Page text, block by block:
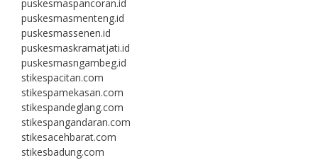
puskesmaspancoran.id
puskesmasmenteng.id
puskesmassenen.id
puskesmaskramatjati.id
puskesmasngambeg.id
stikespacitan.com
stikespamekasan.com
stikespandeglang.com
stikespangandaran.com
stikesacehbarat.com
stikesbadung.com